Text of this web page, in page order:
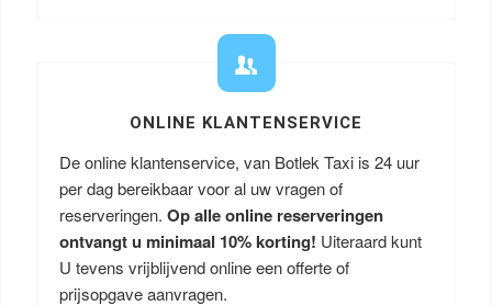
ONLINE KLANTENSERVICE
De online klantenservice, van Botlek Taxi is 24 uur
per dag bereikbaar voor al uw vragen of
reserveringen. Op alle online reserveringen
ontvangt u minimaal 10% korting! Uiteraard kunt
U tevens vrijblijvend online een offerte of
prijsopgave aanvragen.